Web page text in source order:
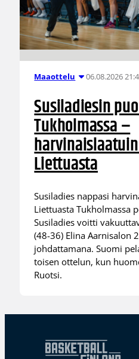
Maaottelu 06.08.2026
Susiladiesin
Tukholmassa –
Liettuasta
Susiladies nappasi
Liettuasta Tukholmassa
Susiladies voitti
(48-36) Elina Aarnisalon
johdattamana. Suomi
toisen ottelun, kun
Ruotsi.